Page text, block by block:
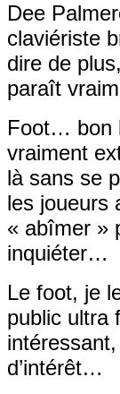
Dee
claviériste
dire de
paraît
Foot… bon
vraiment
là sans se
les joueurs
« abîmer »
inquiéter…
Le foot, je
public ultra
d’intérêt…